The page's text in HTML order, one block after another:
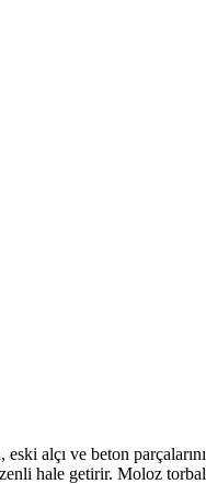
alçı ve beton
hale getirir. Moloz